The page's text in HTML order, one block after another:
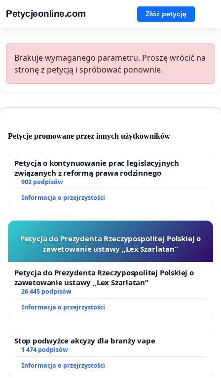
Petycjeonline.com Złóż petycję
Brakuje wymaganego parametru. Proszę wrócić na
stronę z petycją i spróbować ponownie.
Petycje promowane przez innych użytkowników
Petycja o kontynuowanie prac legislacyjnych
związanych z reformą prawa rodzinnego
902 podpisów
Informacja o przejrzystości
Petycja do Prezydenta Rzeczypospolitej Polskiej o
zawetowanie ustawy „Lex Szarlatan”
Petycja do Prezydenta Rzeczypospolitej Polskiej o
zawetowanie ustawy „Lex Szarlatan”
26 445 podpisów
Informacja o przejrzystości
Stop podwyżce akcyzy dla branży vape
1 474 podpisów
Informacja o przejrzystości